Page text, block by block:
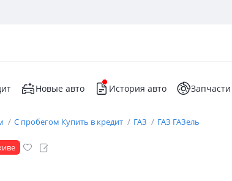
Новые авто История авто Запчасти
С пробегом Купить в кредит ГАЗ ГАЗ ГАЗель